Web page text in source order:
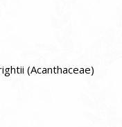
(Acanthaceae)